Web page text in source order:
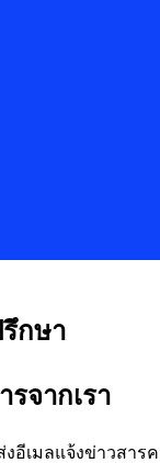
กษา
รจากเรา
งอีเมลแจ้งข่าวสา